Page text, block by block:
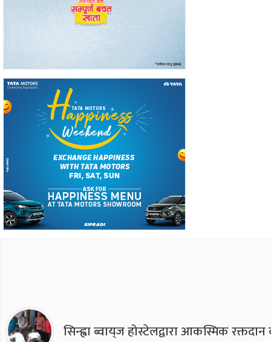
सिन्ह्वा ब्वाय्‌ज होस्टेलद्वारा आकस्मिक